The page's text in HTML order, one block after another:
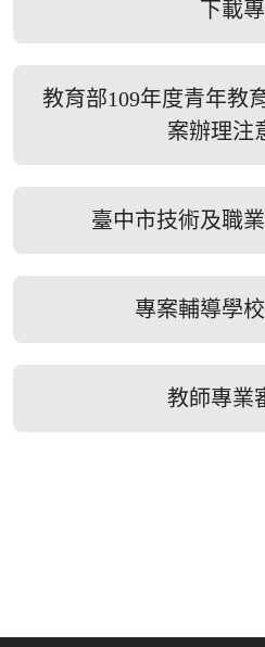
下載
教育部109年度青年教
案辦理注
臺中市技術及職
專案輔導學
教師專業